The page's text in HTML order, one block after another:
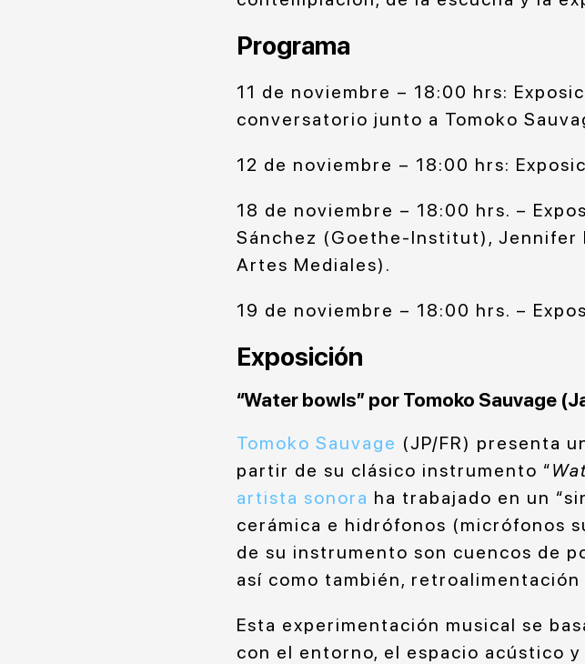
Programa
11 de noviembre – 18:00 hrs:
conversatorio junto a Tomoko
12 de noviembre – 18:00 hrs:
18 de noviembre – 18:00 hrs. –
Sánchez (Goethe-Institut), Jennifer
Artes Mediales).
19 de noviembre – 18:00 hrs. –
Exposición
“Water bowls” por Tomoko Sauvage
Tomoko Sauvage (JP/FR) presenta
partir de su clásico instrumento “
artista sonora ha trabajado en un
cerámica e hidrófonos (micrófonos
de su instrumento son cuencos de
así como también,
Esta experimentación musical se
con el entorno, el espacio acústico